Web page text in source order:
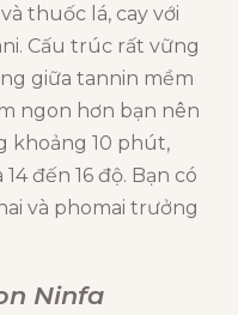
thuốc lá, cay với
Cấu trúc rất vững
giữa tannin mềm
ngon hơn bạn nên
khoảng 10 phút,
đến 16 độ. Bạn có
và phomai trưởng
Ninfa